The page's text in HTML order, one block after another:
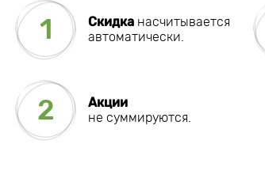
1 Скидка насчитывается
автоматически.
2
Акции
не суммируются.